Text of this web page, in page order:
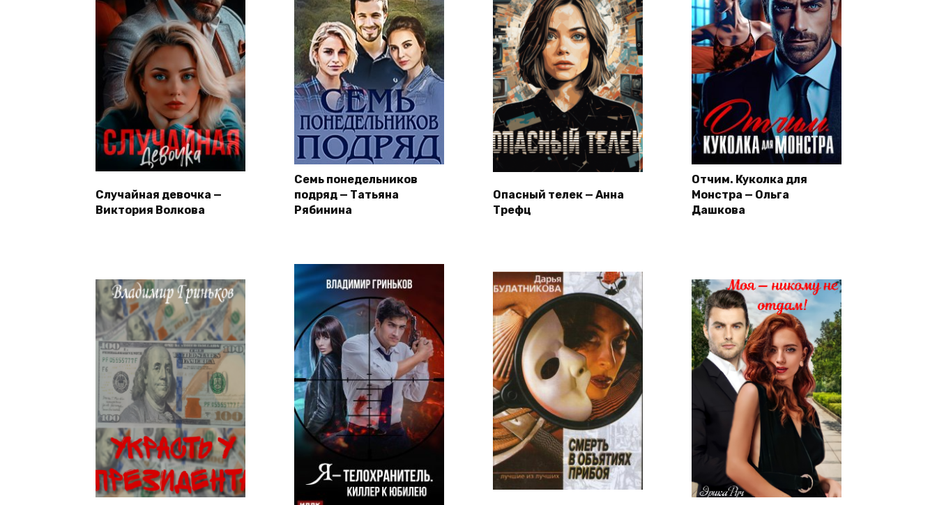
Случайная девочка —
Виктория Волкова
Семь понедельников
подряд — Татьяна
Рябинина
Опасный телек — Анна
Трефц
Отчим. Куколка для
Монстра — Ольга
Дашкова